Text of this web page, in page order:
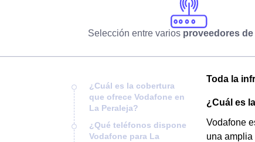
Selección entre varios proveedores
¿Cuál es la cobertura
que ofrece Vodafone en
La Peraleja?
¿Qué teléfonos dispone
Vodafone para La
Toda la
¿Cuál es
Vodafone
una